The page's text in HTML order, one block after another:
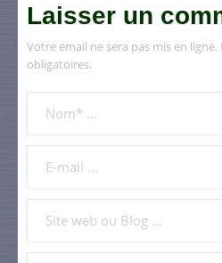
Laisser un
Votre email ne sera pas mis en
obligatoires.